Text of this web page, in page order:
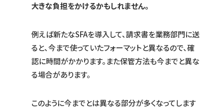
大きな負担をかけるかもしれません。
例えば新たなSFAを導入して、請求書を業務部門に送
ると、今まで使っていたフォーマットと異なるので、確
認に時間がかかります。また保管方法も今までと異な
る場合があります。
このように今までとは異なる部分が多くなってします